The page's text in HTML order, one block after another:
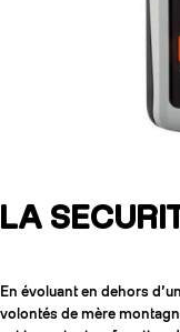
LA
En évoluant en dehors
volontés de mère